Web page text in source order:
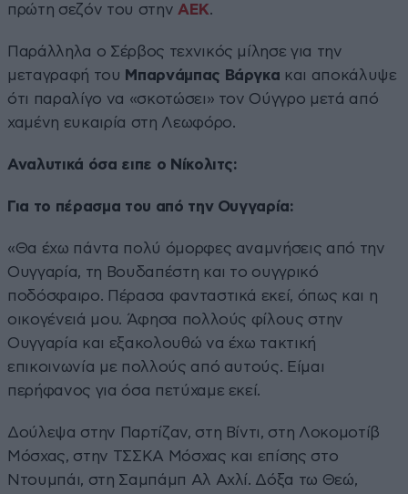
πρώτη σεζόν του στην ΑΕΚ.
Παράλληλα ο Σέρβος τεχνικός μίλησε για την
μεταγραφή του Μπαρνάμπας Βάργκα και αποκάλυψε
ότι παραλίγο να «σκοτώσει» τον Ούγγρο μετά από
χαμένη ευκαιρία στη Λεωφόρο.
Αναλυτικά όσα ειπε ο Νίκολιτς:
Για το πέρασμα του από την Ουγγαρία:
«Θα έχω πάντα πολύ όμορφες αναμνήσεις από την
Ουγγαρία, τη Βουδαπέστη και το ουγγρικό
ποδόσφαιρο. Πέρασα φανταστικά εκεί, όπως και η
οικογένειά μου. Άφησα πολλούς φίλους στην
Ουγγαρία και εξακολουθώ να έχω τακτική
επικοινωνία με πολλούς από αυτούς. Είμαι
περήφανος για όσα πετύχαμε εκεί.
Δούλεψα στην Παρτίζαν, στη Βίντι, στη Λοκομοτίβ
Μόσχας, στην ΤΣΣΚΑ Μόσχας και επίσης στο
Ντουμπάι, στη Σαμπάμπ Αλ Αχλί. Δόξα τω Θεώ,